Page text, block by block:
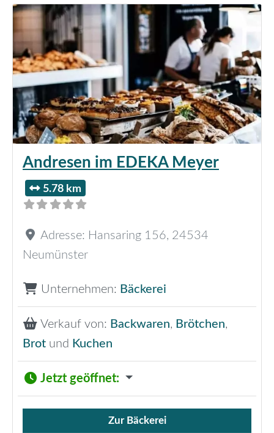
Andresen im EDEKA Meyer
5.78 km
Adresse: Hansaring 156, 24534
Neumünster
Unternehmen: Bäckerei
Verkauf von: Backwaren, Brötchen,
Brot und Kuchen
Jetzt geöffnet:
Verkauf von Brötchen,
Zur Bäckerei